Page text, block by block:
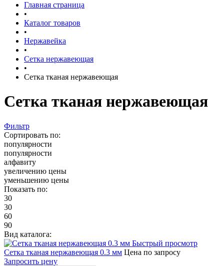
Главная страница
•
Каталог товаров
•
Нержавейка
•
Сетка нержавеющая
•
Сетка тканая нержавеющая
Сетка тканая нержавеющая
Фильтр
Сортировать по:
популярности
популярности
алфавиту
увеличению цены
уменьшению цены
Показать по:
30
30
60
90
Вид каталога:
Быстрый просмотр
Сетка тканая нержавеющая 0.3 мм Цена по запросу
Запросить цену